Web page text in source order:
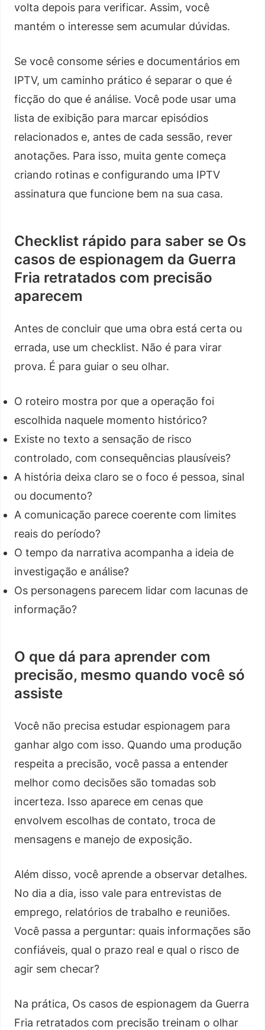
volta depois para verificar. Assim, você
mantém o interesse sem acumular dúvidas.
Se você consome séries e documentários em
IPTV, um caminho prático é separar o que é
ficção do que é análise. Você pode usar uma
lista de exibição para marcar episódios
relacionados e, antes de cada sessão, rever
anotações. Para isso, muita gente começa
criando rotinas e configurando uma IPTV
assinatura que funcione bem na sua casa.
Checklist rápido para saber se Os
casos de espionagem da Guerra
Fria retratados com precisão
aparecem
Antes de concluir que uma obra está certa ou
errada, use um checklist. Não é para virar
prova. É para guiar o seu olhar.
O roteiro mostra por que a operação foi
escolhida naquele momento histórico?
Existe no texto a sensação de risco
controlado, com consequências plausíveis?
A história deixa claro se o foco é pessoa, sinal
ou documento?
A comunicação parece coerente com limites
reais do período?
O tempo da narrativa acompanha a ideia de
investigação e análise?
Os personagens parecem lidar com lacunas de
informação?
O que dá para aprender com
precisão, mesmo quando você só
assiste
Você não precisa estudar espionagem para
ganhar algo com isso. Quando uma produção
respeita a precisão, você passa a entender
melhor como decisões são tomadas sob
incerteza. Isso aparece em cenas que
envolvem escolhas de contato, troca de
mensagens e manejo de exposição.
Além disso, você aprende a observar detalhes.
No dia a dia, isso vale para entrevistas de
emprego, relatórios de trabalho e reuniões.
Você passa a perguntar: quais informações são
confiáveis, qual o prazo real e qual o risco de
agir sem checar?
Na prática, Os casos de espionagem da Guerra
Fria retratados com precisão treinam o olhar